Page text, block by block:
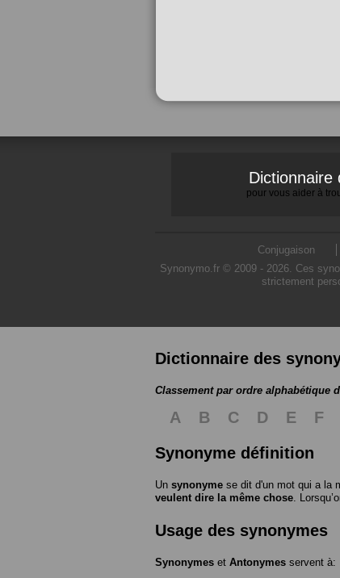
Dictionnaire
pour vous aider à
Conjugaison
Synonymo.fr © 2009 - 2026. Ces
strictement
Dictionnaire des
Classement par ordre alphabétique
A B C D E F
Synonyme définition
Un synonyme se dit d'un mot qui a la
veulent dire la même chose .
Usage des synonymes
Synonymes et Antonymes servent à: